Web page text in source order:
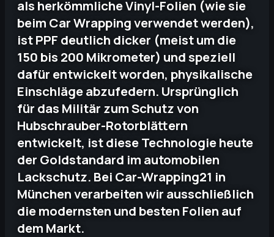
als herkömmliche Vinyl-Folien (wie sie
beim Car Wrapping verwendet werden),
ist PPF deutlich dicker (meist um die
150 bis 200 Mikrometer) und speziell
dafür entwickelt worden, physikalische
Einschläge abzufedern. Ursprünglich
für das Militär zum Schutz von
Hubschrauber-Rotorblättern
entwickelt, ist diese Technologie heute
der Goldstandard im automobilen
Lackschutz. Bei Car-Wrapping21 in
München verarbeiten wir ausschließlich
die modernsten und besten Folien auf
dem Markt.